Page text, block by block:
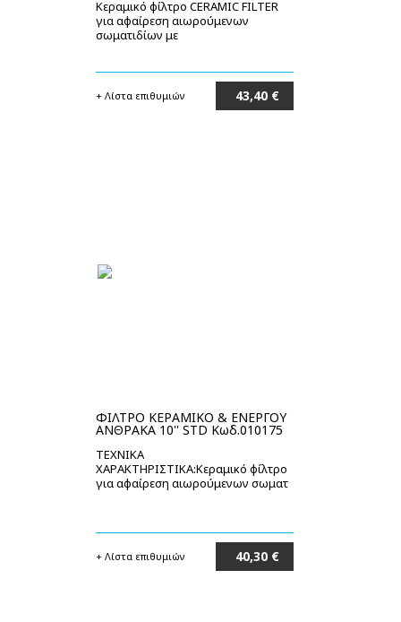
Κεραμικό φίλτρο CERAMIC FILTER
για αφαίρεση αιωρούμενων
σωματιδίων με
+ Λίστα επιθυμιών 43,40 €
ΦΙΛΤΡΟ ΚΕΡΑΜΙΚΟ & ΕΝΕΡΓΟΥ
ΑΝΘΡΑΚΑ 10'' STD Κωδ.010175
ΤΕΧΝΙΚΑ
ΧΑΡΑΚΤΗΡΙΣΤΙΚΑ:Κεραμικό φίλτρο
για αφαίρεση αιωρούμενων σωματ
+ Λίστα επιθυμιών 40,30 €